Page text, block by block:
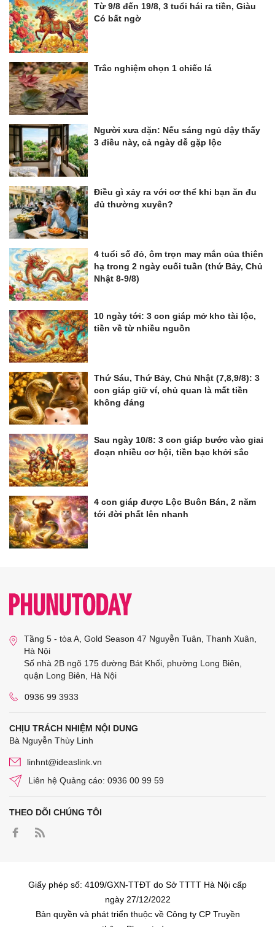
Từ 9/8 đến 19/8, 3 tuổi hái ra tiền, Giàu
Có bất ngờ
Trắc nghiệm chọn 1 chiếc lá
Người xưa dặn: Nếu sáng ngủ dậy thấy
3 điều này, cả ngày dễ gặp lộc
Điều gì xảy ra với cơ thể khi bạn ăn đu
đủ thường xuyên?
4 tuổi số đỏ, ôm trọn may mắn của thiên
hạ trong 2 ngày cuối tuần (thứ Bảy, Chủ
Nhật 8-9/8)
10 ngày tới: 3 con giáp mở kho tài lộc,
tiền về từ nhiều nguồn
Thứ Sáu, Thứ Bảy, Chủ Nhật (7,8,9/8): 3
con giáp giữ ví, chủ quan là mất tiền
không đáng
Sau ngày 10/8: 3 con giáp bước vào giai
đoạn nhiều cơ hội, tiền bạc khởi sắc
4 con giáp được Lộc Buôn Bán, 2 năm
tới đời phất lên nhanh
Tầng 5 - tòa A, Gold Season 47 Nguyễn Tuân, Thanh Xuân,
Hà Nội
Số nhà 2B ngõ 175 đường Bát Khối, phường Long Biên,
quận Long Biên, Hà Nội
0936 99 3933
CHỊU TRÁCH NHIỆM NỘI DUNG
Bà Nguyễn Thùy Linh
linhnt@ideaslink.vn
Liên hệ Quảng cáo: 0936 00 99 59
THEO DÕI CHÚNG TÔI
Giấy phép số: 4109/GXN-TTĐT do Sở TTTT Hà Nội cấp
ngày 27/12/2022
Bản quyền và phát triển thuộc về Công ty CP Truyền